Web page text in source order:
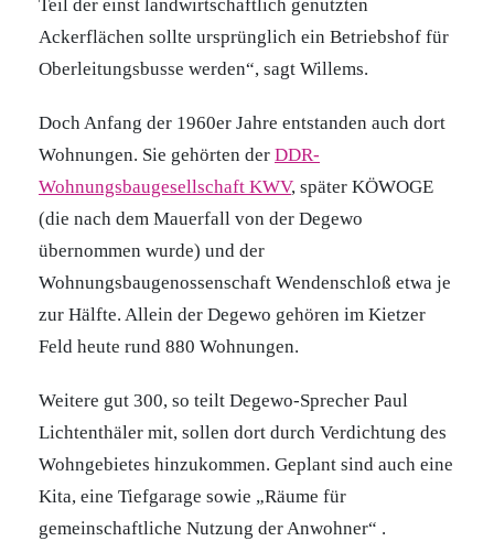
Teil der einst landwirtschaftlich genutzten
Ackerflächen sollte ursprünglich ein Betriebshof für
Oberleitungsbusse werden“, sagt Willems.
Doch Anfang der 1960er Jahre entstanden auch dort
Wohnungen. Sie gehörten der DDR-
Wohnungsbaugesellschaft KWV, später KÖWOGE
(die nach dem Mauerfall von der Degewo
übernommen wurde) und der
Wohnungsbaugenossenschaft Wendenschloß etwa je
zur Hälfte. Allein der Degewo gehören im Kietzer
Feld heute rund 880 Wohnungen.
Weitere gut 300, so teilt Degewo-Sprecher Paul
Lichtenthäler mit, sollen dort durch Verdichtung des
Wohngebietes hinzukommen. Geplant sind auch eine
Kita, eine Tiefgarage sowie „Räume für
gemeinschaftliche Nutzung der Anwohner“ .